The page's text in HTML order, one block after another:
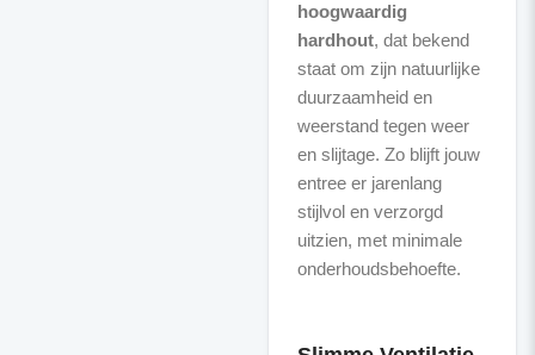
hoogwaardig
hardhout, dat bekend
staat om zijn natuurlijke
duurzaamheid en
weerstand tegen weer
en slijtage. Zo blijft jouw
entree er jarenlang
stijlvol en verzorgd
uitzien, met minimale
onderhoudsbehoefte.